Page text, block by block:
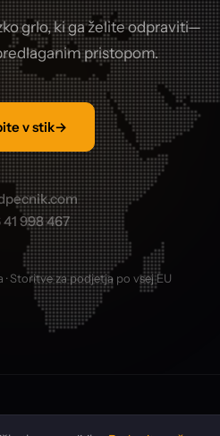
grlo, ki ga želite odpraviti—
pristopom.
v stik→
41 998 467
Storitve za podjetja po vsej EU